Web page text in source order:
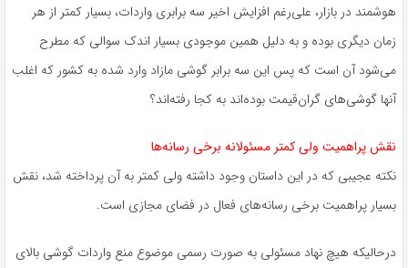
هوشمند در بازار، علی‌رغم افزایش اخیر سه برابری واردات، بسیار کمتر از هر
زمان دیگری بوده و به دلیل همین موجودی بسیار اندک سوالی که مطرح
می‌شود آن است که پس این سه برابر گوشی مازاد وارد شده به کشور که اغلب
آنها گوشی‌های گران‌قیمت بوده‌اند به کجا رفته‌اند؟
نقش پراهمیت ولی کمتر مسئولانه برخی رسانه‌ها
نکته عجیبی که در این داستان وجود داشته ولی کمتر به آن پرداخته شد، نقش
بسیار پراهمیت برخی رسانه‌های فعال در فضای مجازی است.
درحالیکه هیچ نهاد مسئولی به صورت رسمی موضوع منع واردات گوشی بالای